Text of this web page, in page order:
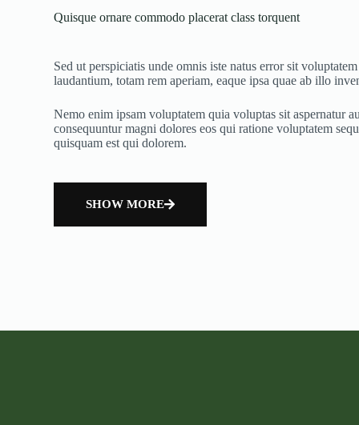
Quisque ornare commodo placerat class torquent
Sed ut perspiciatis unde omnis iste natus error sit
laudantium, totam rem aperiam, eaque ipsa quae ab illo
Nemo enim ipsam voluptatem quia voluptas sit aspernatur
consequuntur magni dolores eos qui ratione voluptatem
quisquam est qui dolorem.
SHOW MORE